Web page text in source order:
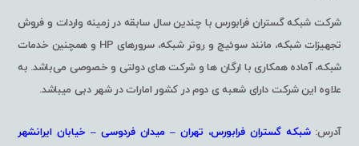
شرکت شبکه گستران فرابورس با چندین سال سابقه در زمینه واردات و فروش
تجهیزات شبکه، مانند سوئیچ و روتر شبکه، سرورهای HP و همچنین خدمات
شبکه، آماده همکاری با ارگان ها و شرکت های دولتی و خصوصی می‌باشد. به
علاوه این شرکت دارای شعبه ی دوم در کشور امارات در شهر دبی میباشد.
آدرس:شبکه گستران فرابورس، تهران – میدان فردوسی – خیابان ایرانشهر